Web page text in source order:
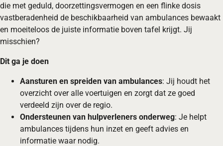
die met geduld, doorzettingsvermogen en een flinke dosis
vastberadenheid de beschikbaarheid van ambulances bewaakt
en moeiteloos de juiste informatie boven tafel krijgt. Jij
misschien?
Dit ga je doen
Aansturen en spreiden van ambulances: Jij houdt het
overzicht over alle voertuigen en zorgt dat ze goed
verdeeld zijn over de regio.
Ondersteunen van hulpverleners onderweg: Je helpt
ambulances tijdens hun inzet en geeft advies en
informatie waar nodig.